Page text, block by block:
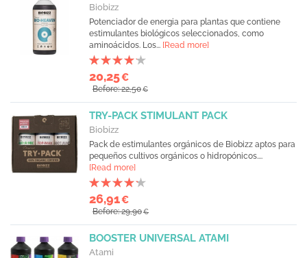
Biobizz
Potenciador de energia para plantas que contiene
estimulantes biológicos seleccionados, como
aminoácidos. Los... [Read more]
20,25€
Before: 22,50€
TRY-PACK STIMULANT PACK
Biobizz
Pack de estimulantes orgánicos de Biobizz aptos para
pequeños cultivos orgánicos o hidropónicos....
[Read more]
26,91€
Before: 29,90€
BOOSTER UNIVERSAL ATAMI
Atami